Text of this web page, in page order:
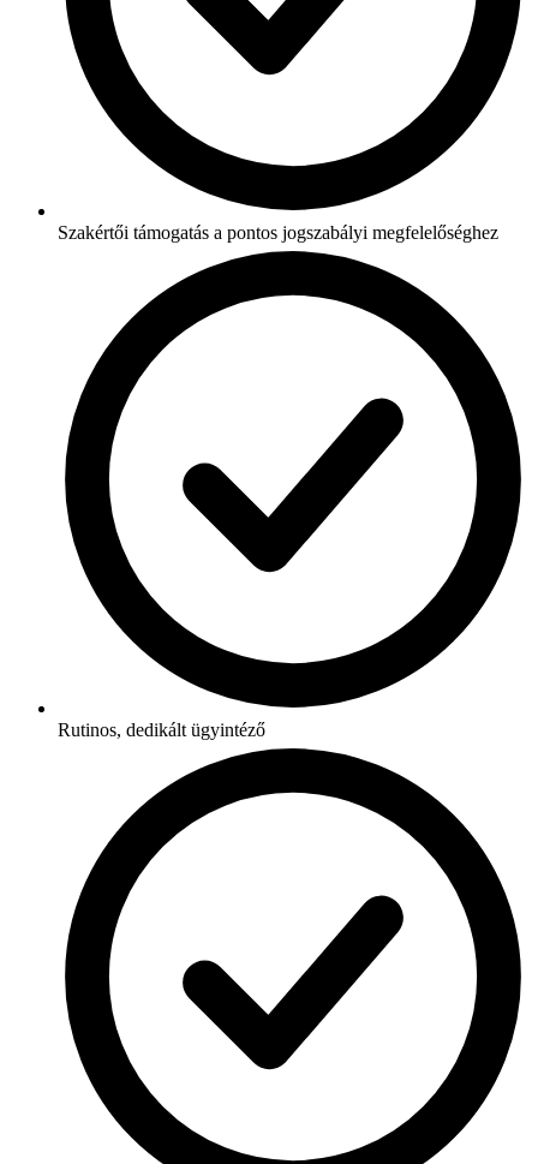
Szakértői támogatás a pontos jogszabályi megfelelőséghez
Rutinos, dedikált ügyintéző